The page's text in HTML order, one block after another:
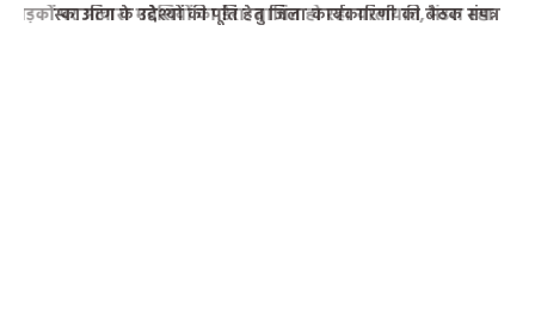
स्काउटिंग के उद्देश्यों की पूर्ति हेतु जिला कार्यकारिणी की बैठक संपन्न